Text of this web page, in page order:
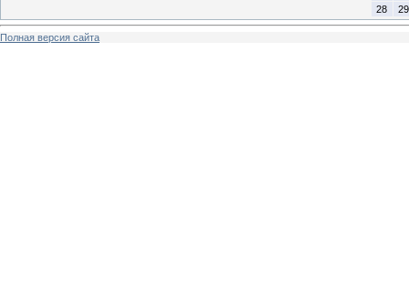
28
29
Полная версия сайта